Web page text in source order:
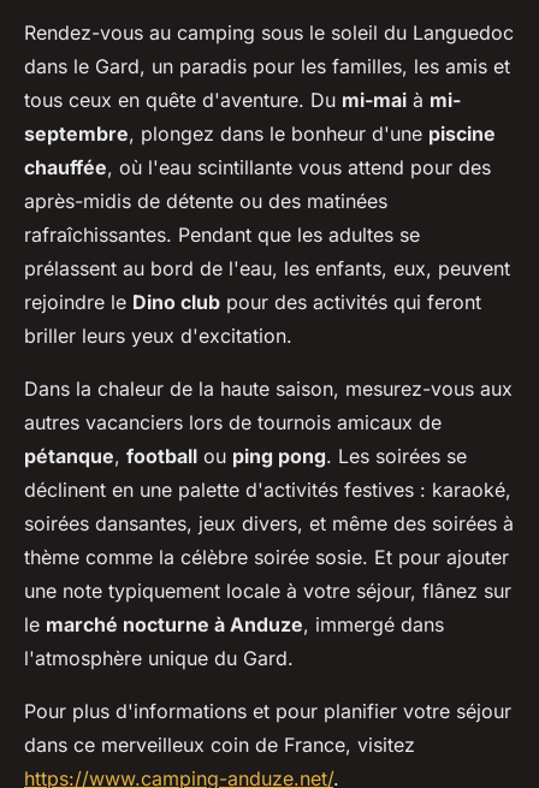
Rendez-vous au camping sous le soleil du Languedoc
dans le Gard, un paradis pour les familles, les amis et
tous ceux en quête d'aventure. Du mi-mai à mi-
septembre, plongez dans le bonheur d'une piscine
chauffée, où l'eau scintillante vous attend pour des
après-midis de détente ou des matinées
rafraîchissantes. Pendant que les adultes se
prélassent au bord de l'eau, les enfants, eux, peuvent
rejoindre le Dino club pour des activités qui feront
briller leurs yeux d'excitation.
Dans la chaleur de la haute saison, mesurez-vous aux
autres vacanciers lors de tournois amicaux de
pétanque, football ou ping pong. Les soirées se
déclinent en une palette d'activités festives : karaoké,
soirées dansantes, jeux divers, et même des soirées à
thème comme la célèbre soirée sosie. Et pour ajouter
une note typiquement locale à votre séjour, flânez sur
le marché nocturne à Anduze, immergé dans
l'atmosphère unique du Gard.
Pour plus d'informations et pour planifier votre séjour
dans ce merveilleux coin de France, visitez
https://www.camping-anduze.net/.